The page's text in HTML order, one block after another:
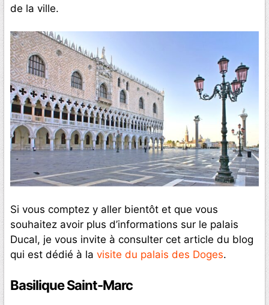
de la ville.
Si vous comptez y aller bientôt et que vous
souhaitez avoir plus d’informations sur le palais
Ducal, je vous invite à consulter cet article du blog
qui est dédié à la visite du palais des Doges.
Basilique Saint-Marc